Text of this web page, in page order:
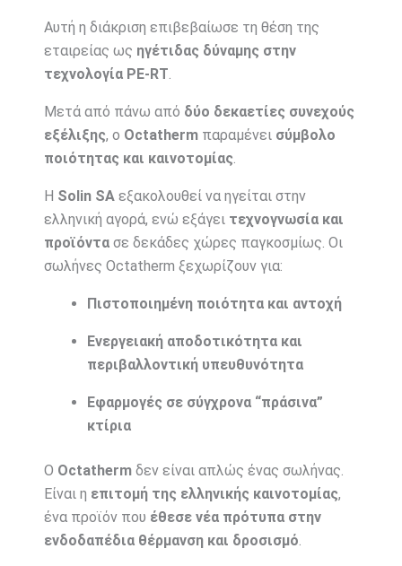
Αυτή η διάκριση επιβεβαίωσε τη θέση της
εταιρείας ως ηγέτιδας δύναμης στην
τεχνολογία PE-RT.
Μετά από πάνω από δύο δεκαετίες συνεχούς
εξέλιξης, ο Octathermπαραμένει σύμβολο
ποιότητας και καινοτομίας.
Η Solin SAεξακολουθεί να ηγείται στην
ελληνική αγορά, ενώ εξάγει τεχνογνωσία και
προϊόντασε δεκάδες χώρες παγκοσμίως. Οι
σωλήνες Octatherm ξεχωρίζουν για:
Πιστοποιημένη ποιότητα και αντοχή
Ενεργειακή αποδοτικότητα και
περιβαλλοντική υπευθυνότητα
Εφαρμογές σε σύγχρονα “πράσινα”
κτίρια
Ο Octathermδεν είναι απλώς ένας σωλήνας.
Είναι η επιτομή της ελληνικής καινοτομίας,
ένα προϊόν που έθεσε νέα πρότυπα στην
ενδοδαπέδια θέρμανση και δροσισμό.